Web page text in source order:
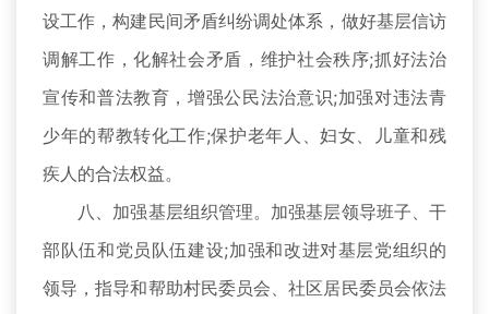
设工作，构建民间矛盾纠纷调处体系，做好基层信访
调解工作，化解社会矛盾，维护社会秩序;抓好法治
宣传和普法教育，增强公民法治意识;加强对违法青
少年的帮教转化工作;保护老年人、妇女、儿童和残
疾人的合法权益。
八、加强基层组织管理。加强基层领导班子、干
部队伍和党员队伍建设;加强和改进对基层党组织的
领导，指导和帮助村民委员会、社区居民委员会依法